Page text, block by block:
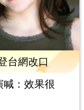
台網改口
：效果很